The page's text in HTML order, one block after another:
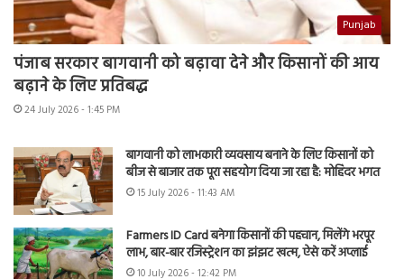
Punjab
पंजाब सरकार बागवानी को बढ़ावा देने और किसानों की आय
बढ़ाने के लिए प्रतिबद्ध
24 July 2026 - 1:45 PM
बागवानी को लाभकारी व्यवसाय बनाने के लिए किसानों को
बीज से बाजार तक पूरा सहयोग दिया जा रहा है: मोहिंदर भगत
15 July 2026 - 11:43 AM
Farmers ID Card बनेगा किसानों की पहचान, मिलेंगे भरपूर
लाभ, बार-बार रजिस्ट्रेशन का झंझट खत्म, ऐसे करें अप्लाई
10 July 2026 - 12:42 PM